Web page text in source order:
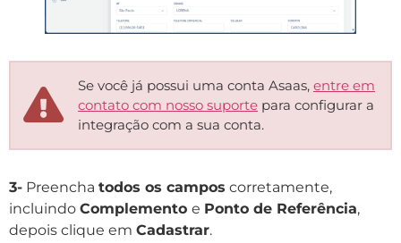
Se você já possui uma conta Asaas, entre em
contato com nosso suporte para configurar a
integração com a sua conta.
3- Preencha todos os campos corretamente,
incluindo Complemento e Ponto de Referência,
depois clique em Cadastrar.